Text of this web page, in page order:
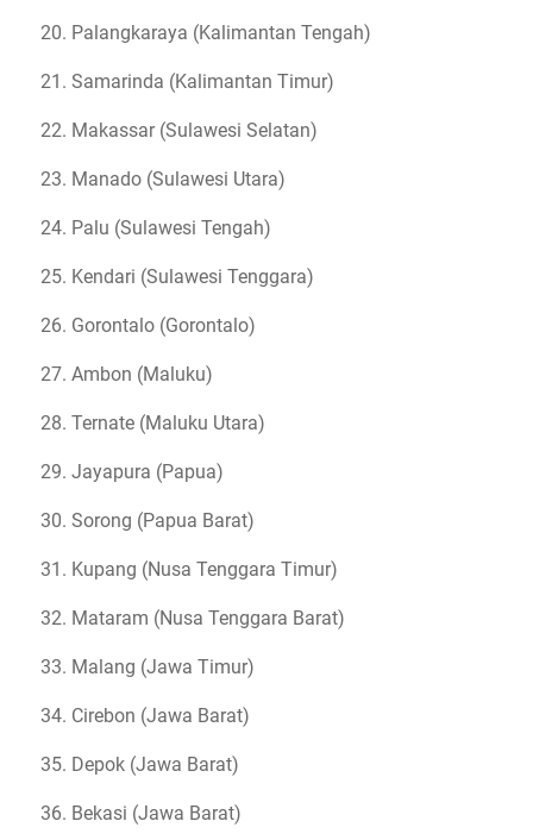
Palangkaraya (Kalimantan Tengah)
Samarinda (Kalimantan Timur)
Makassar (Sulawesi Selatan)
Manado (Sulawesi Utara)
Palu (Sulawesi Tengah)
Kendari (Sulawesi Tenggara)
Gorontalo (Gorontalo)
Ambon (Maluku)
Ternate (Maluku Utara)
Jayapura (Papua)
Sorong (Papua Barat)
Kupang (Nusa Tenggara Timur)
Mataram (Nusa Tenggara Barat)
Malang (Jawa Timur)
Cirebon (Jawa Barat)
Depok (Jawa Barat)
Bekasi (Jawa Barat)